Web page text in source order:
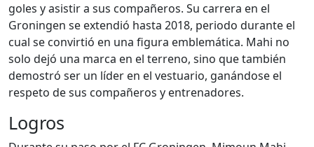
goles y asistir a sus compañeros. Su carrera en el
Groningen se extendió hasta 2018, periodo durante el
cual se convirtió en una figura emblemática. Mahi no
solo dejó una marca en el terreno, sino que también
demostró ser un líder en el vestuario, ganándose el
respeto de sus compañeros y entrenadores.
Logros